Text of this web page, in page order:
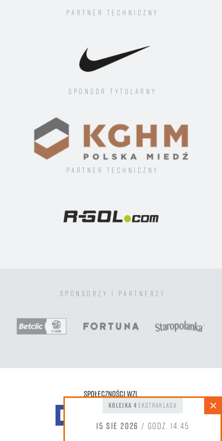
Partner techniczny
Sponsor tytularny
Partner techniczny
sponsorzy i partnerzy
Społeczności WZL
kolejka 4 Ekstraklasa
15 sie 2026/ godz. 14:45